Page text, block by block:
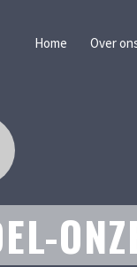
Home Over